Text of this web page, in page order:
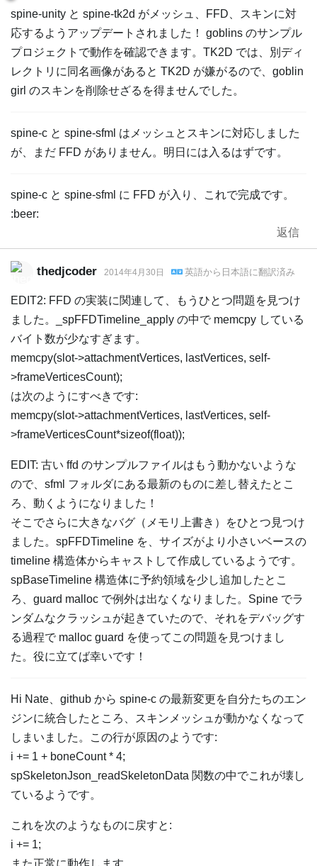
spine-unity と spine-tk2d がメッシュ、FFD、スキンに対
応するようアップデートされました！ goblins のサンプル
プロジェクトで動作を確認できます。TK2D では、別ディ
レクトリに同名画像があると TK2D が嫌がるので、goblin
girl のスキンを削除せざるを得ませんでした。
spine-c と spine-sfml はメッシュとスキンに対応しました
が、まだ FFD がありません。明日には入るはずです。
spine-c と spine-sfml に FFD が入り、これで完成です。
:beer:
返信
thedjcoder 2014年4月30日 英語から 日本語に翻訳済み
EDIT2: FFD の実装に関連して、もうひとつ問題を見つけ
ました。_spFFDTimeline_apply の中で memcpy している
バイト数が少なすぎます。
memcpy(slot->attachmentVertices, lastVertices, self-
>frameVerticesCount);
は次のようにすべきです:
memcpy(slot->attachmentVertices, lastVertices, self-
>frameVerticesCount*sizeof(float));
EDIT: 古い ffd のサンプルファイルはもう動かないような
ので、sfml フォルダにある最新のものに差し替えたとこ
ろ、動くようになりました！
そこでさらに大きなバグ（メモリ上書き）をひとつ見つけ
ました。spFFDTimeline を、サイズがより小さいベースの
timeline 構造体からキャストして作成しているようです。
spBaseTimeline 構造体に予約領域を少し追加したとこ
ろ、guard malloc で例外は出なくなりました。Spine でラ
ンダムなクラッシュが起きていたので、それをデバッグす
る過程で malloc guard を使ってこの問題を見つけまし
た。役に立てば幸いです！
Hi Nate、github から spine-c の最新変更を自分たちのエン
ジンに統合したところ、スキンメッシュが動かなくなって
しまいました。この行が原因のようです:
i += 1 + boneCount * 4;
spSkeletonJson_readSkeletonData 関数の中でこれが壊し
ているようです。
これを次のようなものに戻すと:
i += 1;
また正常に動作します。